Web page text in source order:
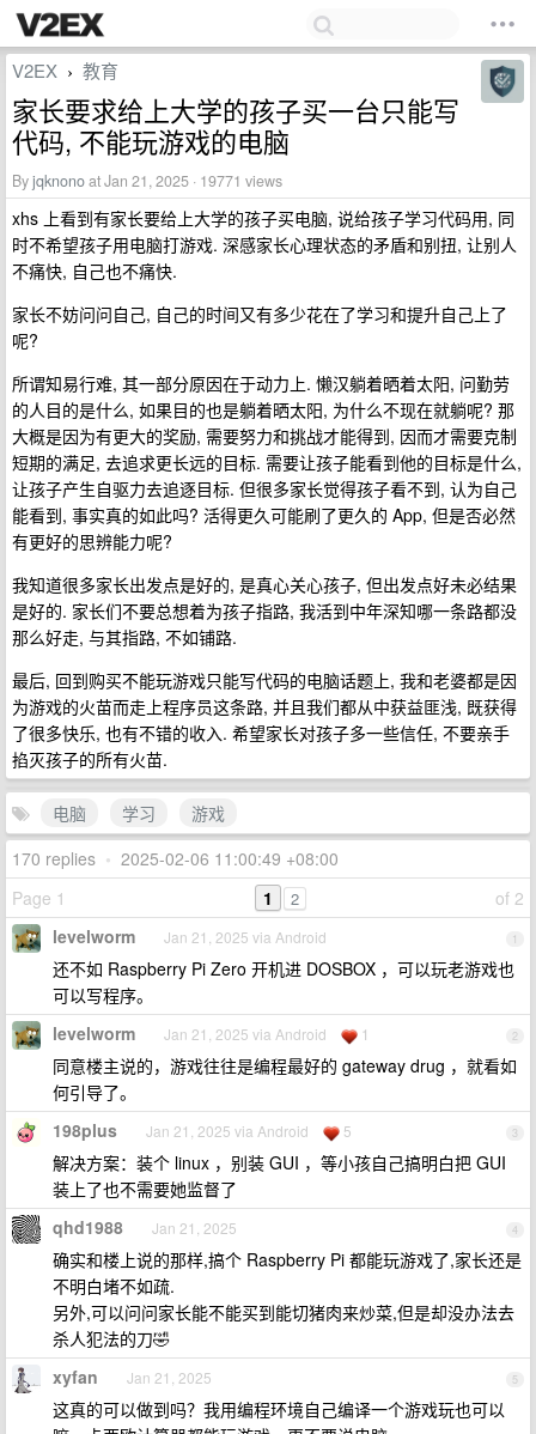
V2EX › 教育
家长要求给上大学的孩子买一台只能写
代码, 不能玩游戏的电脑
Byjqknonoat Jan 21, 2025 · 19771 views
xhs 上看到有家长要给上大学的孩子买电脑, 说给孩子学习代码用, 同
时不希望孩子用电脑打游戏. 深感家长心理状态的矛盾和别扭, 让别人
不痛快, 自己也不痛快.
家长不妨问问自己, 自己的时间又有多少花在了学习和提升自己上了
呢?
所谓知易行难, 其一部分原因在于动力上. 懒汉躺着晒着太阳, 问勤劳
的人目的是什么, 如果目的也是躺着晒太阳, 为什么不现在就躺呢? 那
大概是因为有更大的奖励, 需要努力和挑战才能得到, 因而才需要克制
短期的满足, 去追求更长远的目标. 需要让孩子能看到他的目标是什么,
让孩子产生自驱力去追逐目标. 但很多家长觉得孩子看不到, 认为自己
能看到, 事实真的如此吗? 活得更久可能刷了更久的 App, 但是否必然
有更好的思辨能力呢?
我知道很多家长出发点是好的, 是真心关心孩子, 但出发点好未必结果
是好的. 家长们不要总想着为孩子指路, 我活到中年深知哪一条路都没
那么好走, 与其指路, 不如铺路.
最后, 回到购买不能玩游戏只能写代码的电脑话题上, 我和老婆都是因
为游戏的火苗而走上程序员这条路, 并且我们都从中获益匪浅, 既获得
了很多快乐, 也有不错的收入. 希望家长对孩子多一些信任, 不要亲手
掐灭孩子的所有火苗.
电脑 学习
游戏
170 replies • 2025-02-06 11:00:49 +08:00
Page 1
of 2
1 2
1
levelworm Jan 21, 2025 via Android
还不如 Raspberry Pi Zero 开机进 DOSBOX ，可以玩老游戏也
可以写程序。
2
levelworm Jan 21, 2025 via Android 1
同意楼主说的，游戏往往是编程最好的 gateway drug ，就看如
何引导了。
3
198plus Jan 21, 2025 via Android 5
解决方案：装个 linux ，别装 GUI ，等小孩自己搞明白把 GUI
装上了也不需要她监督了
4
qhd1988 Jan 21, 2025
确实和楼上说的那样,搞个 Raspberry Pi 都能玩游戏了,家长还是
不明白堵不如疏.
另外,可以问问家长能不能买到能切猪肉来炒菜,但是却没办法去
杀人犯法的刀🤣
5
xyfan Jan 21, 2025
这真的可以做到吗？我用编程环境自己编译一个游戏玩也可以